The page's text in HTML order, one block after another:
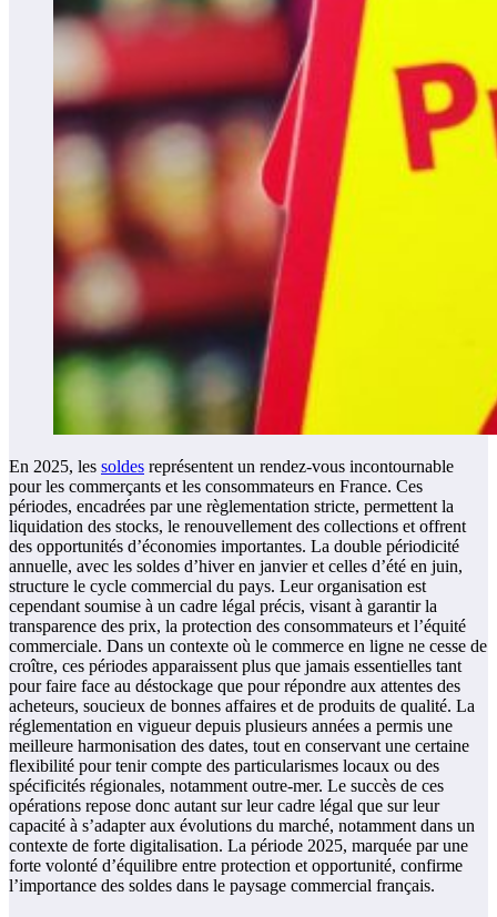
En 2025, les soldes représentent un rendez-vous incontournable
pour les commerçants et les consommateurs en France. Ces
périodes, encadrées par une règlementation stricte, permettent la
liquidation des stocks, le renouvellement des collections et offrent
des opportunités d’économies importantes. La double périodicité
annuelle, avec les soldes d’hiver en janvier et celles d’été en juin,
structure le cycle commercial du pays. Leur organisation est
cependant soumise à un cadre légal précis, visant à garantir la
transparence des prix, la protection des consommateurs et l’équité
commerciale. Dans un contexte où le commerce en ligne ne cesse de
croître, ces périodes apparaissent plus que jamais essentielles tant
pour faire face au déstockage que pour répondre aux attentes des
acheteurs, soucieux de bonnes affaires et de produits de qualité. La
réglementation en vigueur depuis plusieurs années a permis une
meilleure harmonisation des dates, tout en conservant une certaine
flexibilité pour tenir compte des particularismes locaux ou des
spécificités régionales, notamment outre-mer. Le succès de ces
opérations repose donc autant sur leur cadre légal que sur leur
capacité à s’adapter aux évolutions du marché, notamment dans un
contexte de forte digitalisation. La période 2025, marquée par une
forte volonté d’équilibre entre protection et opportunité, confirme
l’importance des soldes dans le paysage commercial français.